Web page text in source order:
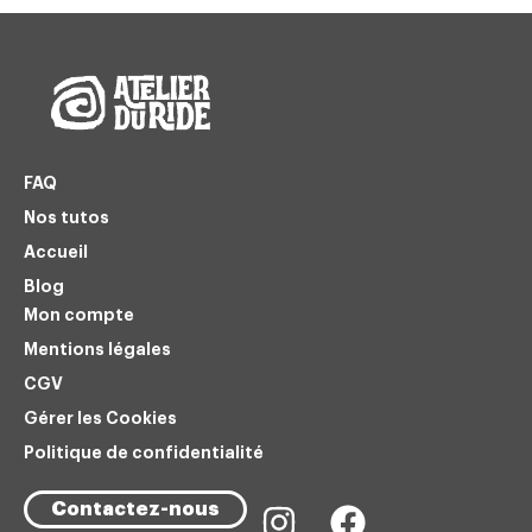
Mon compte
Mentions légales
CGV
Gérer les Cookies
Politique de confidentialité
FAQ
Nos tutos
Accueil
Blog
Contactez-nous